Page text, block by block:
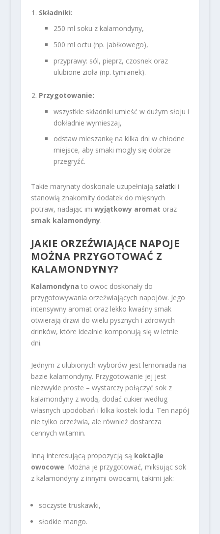
Składniki:
250 ml soku z kalamondyny,
500 ml octu (np. jabłkowego),
przyprawy: sól, pieprz, czosnek oraz
ulubione zioła (np. tymianek).
Przygotowanie:
wszystkie składniki umieść w dużym słoju i
dokładnie wymieszaj,
odstaw mieszankę na kilka dni w chłodne
miejsce, aby smaki mogły się dobrze
przegryźć.
Takie marynaty doskonale uzupełniają sałatki i
stanowią znakomity dodatek do mięsnych
potraw, nadając im wyjątkowy aromat oraz
smak kalamondyny.
JAKIE ORZEŹWIAJĄCE NAPOJE
MOŻNA PRZYGOTOWAĆ Z
KALAMONDYNY?
Kalamondyna to owoc doskonały do
przygotowywania orzeźwiających napojów. Jego
intensywny aromat oraz lekko kwaśny smak
otwierają drzwi do wielu pysznych i zdrowych
drinków, które idealnie komponują się w letnie
dni.
Jednym z ulubionych wyborów jest lemoniada na
bazie kalamondyny. Przygotowanie jej jest
niezwykle proste – wystarczy połączyć sok z
kalamondyny z wodą, dodać cukier według
własnych upodobań i kilka kostek lodu. Ten napój
nie tylko orzeźwia, ale również dostarcza
cennych witamin.
Inną interesującą propozycją są koktajle
owocowe. Można je przygotować, miksując sok
z kalamondyny z innymi owocami, takimi jak:
soczyste truskawki,
słodkie mango.